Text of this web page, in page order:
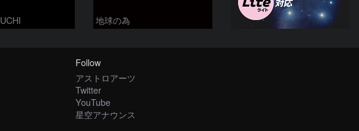
地球の為
Follow
アストロアーツ
Twitter
YouTube
星空アナウンス